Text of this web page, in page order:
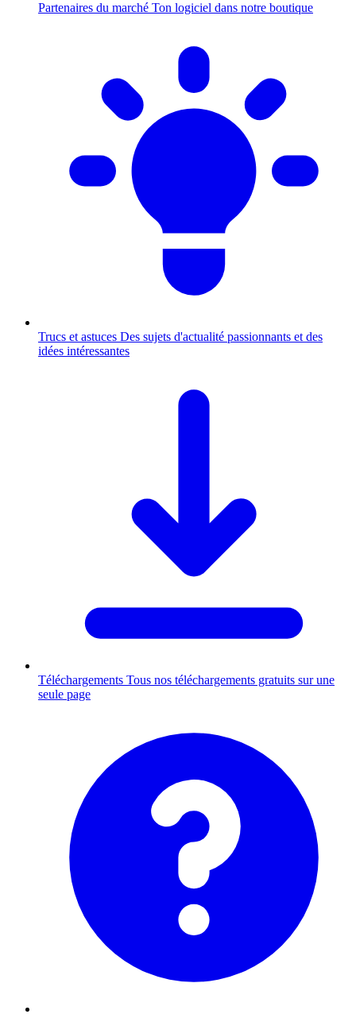
Partenaires du marché Ton logiciel dans notre boutique
Trucs et astuces Des sujets d'actualité passionnants et des
idées intéressantes
Téléchargements Tous nos téléchargements gratuits sur une
seule page